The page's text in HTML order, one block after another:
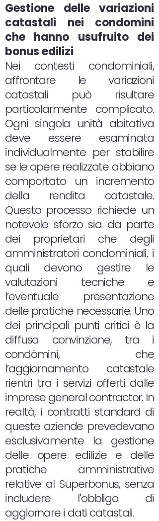
Gestione delle variazioni
catastali nei condomini
che hanno usufruito dei
bonus edilizi
Nei contesti condominiali,
affrontare le variazioni
catastali può risultare
particolarmente complicato.
Ogni singola unità abitativa
deve essere esaminata
individualmente per stabilire
se le opere realizzate abbiano
comportato un incremento
della rendita catastale.
Questo processo richiede un
notevole sforzo sia da parte
dei proprietari che degli
amministratori condominiali, i
quali devono gestire le
valutazioni tecniche e
l’eventuale presentazione
delle pratiche necessarie. Uno
dei principali punti critici è la
diffusa convinzione, tra i
condòmini, che
l’aggiornamento catastale
rientri tra i servizi offerti dalle
imprese general contractor. In
realtà, i contratti standard di
queste aziende prevedevano
esclusivamente la gestione
delle opere edilizie e delle
pratiche amministrative
relative al Superbonus, senza
includere l'obbligo di
aggiornare i dati catastali.